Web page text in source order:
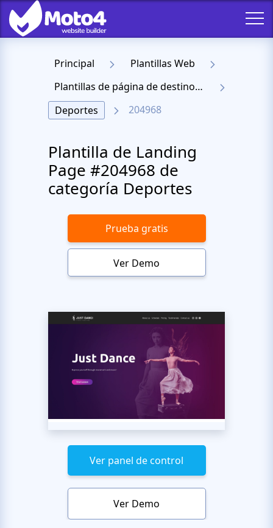
Principal
Plantillas Web
Plantillas de página de destino receptiva
Deportes
204968
Plantilla de Landing
Page #204968 de
categoría Deportes
Prueba gratis
Ver Demo
Ver panel de control
Ver Demo